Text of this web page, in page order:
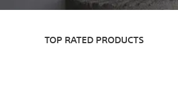
TOP RATED PRODUCTS